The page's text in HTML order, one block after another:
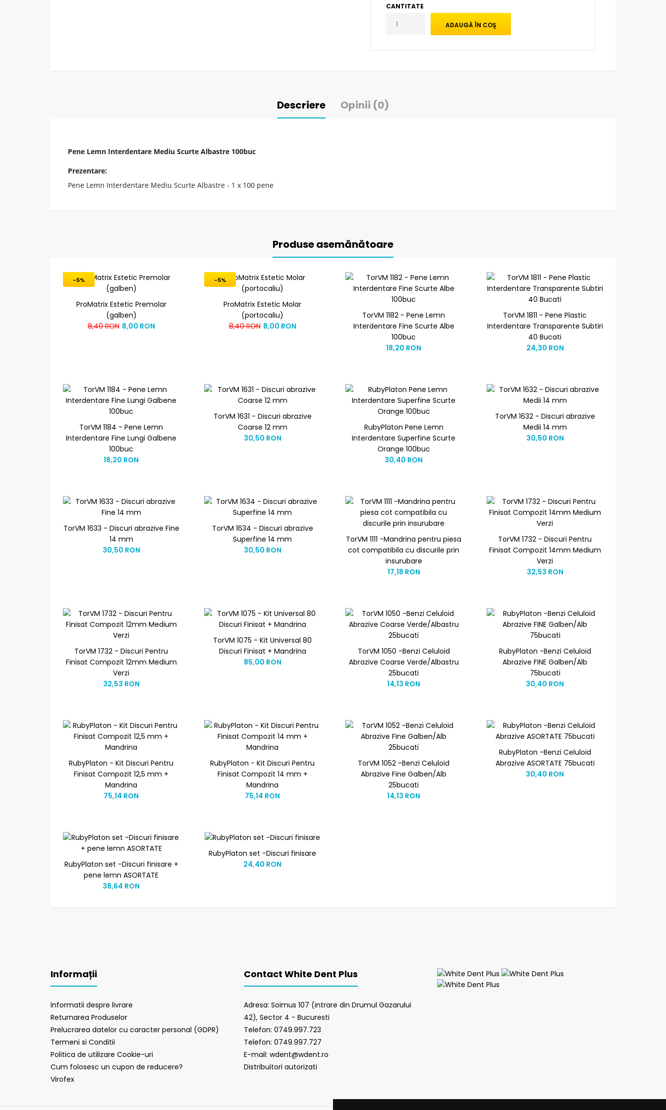
CANTITATE
Descriere Opinii (0)
Pene Lemn Interdentare Mediu Scurte Albastre 100buc
Prezentare:
Pene Lemn Interdentare Mediu Scurte Albastre - 1 x 100 pene
Produse asemănătoare
-5%
ProMatrix Estetic Premolar
(galben)
8,40 RON 8,00 RON
-5%
ProMatrix Estetic Molar
(portocaliu)
8,40 RON 8,00 RON
TorVM 1182 - Pene Lemn
Interdentare Fine Scurte Albe
100buc
18,20 RON
TorVM 1811 - Pene Plastic
Interdentare Transparente Subtiri
40 Bucati
24,30 RON
TorVM 1184 - Pene Lemn
Interdentare Fine Lungi Galbene
100buc
18,20 RON
TorVM 1631 - Discuri abrazive
Coarse 12 mm
30,50 RON
RubyPlaton Pene Lemn
Interdentare Superfine Scurte
Orange 100buc
30,40 RON
TorVM 1632 - Discuri abrazive
Medii 14 mm
30,50 RON
TorVM 1633 - Discuri abrazive Fine
14 mm
30,50 RON
TorVM 1634 - Discuri abrazive
Superfine 14 mm
30,50 RON
TorVM 1111 -Mandrina pentru piesa
cot compatibila cu discurile prin
insurubare
17,18 RON
TorVM 1732 - Discuri Pentru
Finisat Compozit 14mm Medium
Verzi
32,53 RON
TorVM 1732 - Discuri Pentru
Finisat Compozit 12mm Medium
Verzi
32,53 RON
TorVM 1075 - Kit Universal 80
Discuri Finisat + Mandrina
85,00 RON
TorVM 1050 -Benzi Celuloid
Abrazive Coarse Verde/Albastru
25bucati
14,13 RON
RubyPlaton -Benzi Celuloid
Abrazive FINE Galben/Alb
75bucati
30,40 RON
RubyPlaton - Kit Discuri Pentru
Finisat Compozit 12,5 mm +
Mandrina
75,14 RON
RubyPlaton - Kit Discuri Pentru
Finisat Compozit 14 mm +
Mandrina
75,14 RON
TorVM 1052 -Benzi Celuloid
Abrazive Fine Galben/Alb
25bucati
14,13 RON
RubyPlaton -Benzi Celuloid
Abrazive ASORTATE 75bucati
30,40 RON
RubyPlaton set -Discuri finisare +
pene lemn ASORTATE
38,64 RON
RubyPlaton set -Discuri finisare
24,40 RON
Informații
Informatii despre livrare
Returnarea Produselor
Prelucrarea datelor cu caracter personal (GDPR)
Termeni si Conditii
Politica de utilizare Cookie-uri
Cum folosesc un cupon de reducere?
Virofex
Contact White Dent Plus
Adresa: Soimus 107 (intrare din Drumul Gazarului
42), Sector 4 - Bucuresti
Telefon: 0749.997.723
Telefon: 0749.997.727
E-mail: wdent@wdent.ro
Distribuitori autorizati